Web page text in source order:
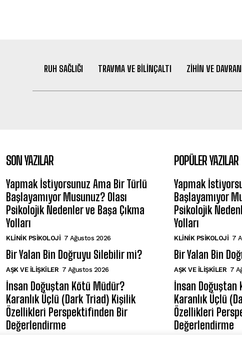
RUH SAĞLIĞI TRAVMA VE BILINÇALTI ZIHIN VE
SON YAZILAR
Yapmak İstiyorsunuz Ama Bir Türlü
Başlayamıyor Musunuz? Olası
Psikolojik Nedenler ve Başa Çıkma
Yolları
KLINIK PSIKOLOJI 7 Ağustos 2026
Bir Yalan Bin Doğruyu Silebilir mi?
AŞK VE İLIŞKILER 7 Ağustos 2026
İnsan Doğuştan Kötü Müdür?
Karanlık Üçlü (Dark Triad) Kişilik
Özellikleri Perspektifinden Bir
Değerlendirme
POPÜLER YAZILAR
Yapmak
Başlayamıyor
Psikolojik
Yolları
KLINIK PSIKOLOJI 7
Bir Yalan Bin
AŞK VE İLIŞKILER 7
İnsan Doğuştan
Karanlık Üçlü
Özellikleri
Değerlendirme